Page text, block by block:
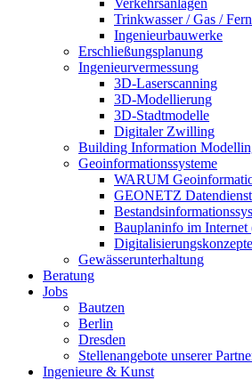
Verkehrsanlagen
Trinkwasser / Gas /
Ingenieurbauwerke
Erschließungsplanung
Ingenieurvermessung
3D-Laserscanning
3D-Modellierung
3D-Stadtmodelle
Digitaler Zwilling
Building Information
Geoinformationssysteme
WARUM
GEONETZ
Bauplaninfo im
Digitalisierungskonzepte
Gewässerunterhaltung
Beratung
Jobs
Bautzen
Berlin
Dresden
Stellenangebote unserer
Ingenieure & Kunst